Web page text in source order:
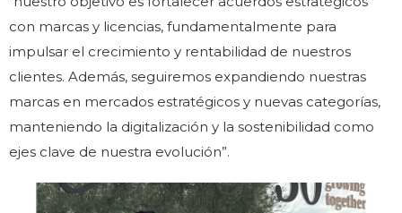
con marcas y licencias, fundamentalmente para
impulsar el crecimiento y rentabilidad de nuestros
clientes. Además, seguiremos expandiendo nuestras
marcas en mercados estratégicos y nuevas categorías,
manteniendo la digitalización y la sostenibilidad como
ejes clave de nuestra evolución”.